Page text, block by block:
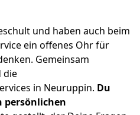
und haben auch beim
ein offenes Ohr für
Gemeinsam
die
in Neuruppin. Du
persönlichen